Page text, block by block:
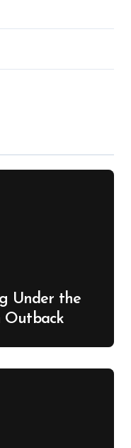
Under the
Outback